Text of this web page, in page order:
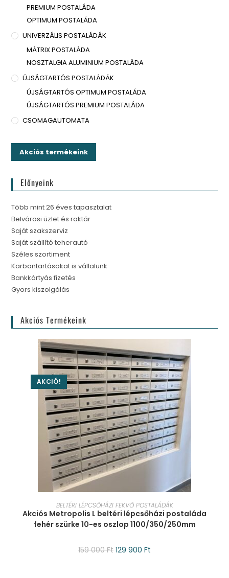
PREMIUM POSTALÁDA
OPTIMUM POSTALÁDA
UNIVERZÁLIS POSTALÁDÁK
MÁTRIX POSTALÁDA
NOSZTALGIA ALUMINIUM POSTALÁDA
ÚJSÁGTARTÓS POSTALÁDÁK
ÚJSÁGTARTÓS OPTIMUM POSTALÁDA
ÚJSÁGTARTÓS PREMIUM POSTALÁDA
CSOMAGAUTOMATA
Akciós termékeink
Előnyeink
Több mint 26 éves tapasztalat
Belvárosi üzlet és raktár
Saját szakszerviz
Saját szállító teherautó
Széles szortiment
Karbantartásokat is vállalunk
Bankkártyás fizetés
Gyors kiszolgálás
Akciós Termékeink
AKCIÓ!
KOSÁRBA TESZEM
BELTÉRI LÉPCSŐHÁZI FEKVŐ POSTALÁDÁK
Akciós Metropolis L beltéri lépcsőházi postaláda
fehér szürke 10-es oszlop 1100/350/250mm
159 000Ft 129 900 Ft